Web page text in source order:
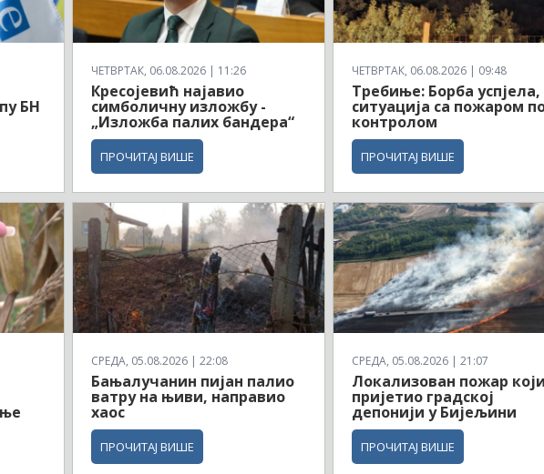
БН
ЧЕТВРТАК, 06.08.2026 | 11:26
Кресојевић најавио
симболичну изложбу -
„Изложба палих бандера“
ПРОЧИТАЈ ВИШЕ
ЧЕТВРТАК, 06.08.2026 | 09:48
Требиње: Борба успјела,
ситуација са пожаром
контролом
ПРОЧИТАЈ ВИШЕ
СРЕДА, 05.08.2026 | 22:08
Бањалучанин пијан палио
ватру на њиви, направио
хаос
ПРОЧИТАЈ ВИШЕ
СРЕДА, 05.08.2026 | 21:07
Локализован пожар
пријетио градској
депонији у Бијељини
ПРОЧИТАЈ ВИШЕ